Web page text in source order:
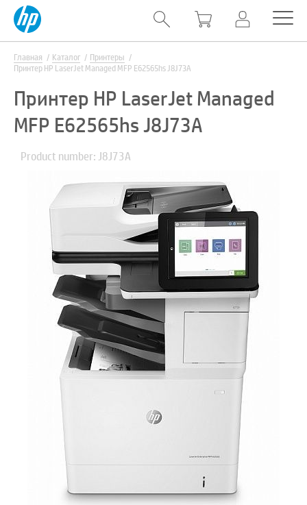
Главная Каталог
Принтеры
Принтер HP LaserJet Managed MFP E62565hs J8J73A
Принтер HP LaserJet Managed
MFP E62565hs J8J73A
Product number: J8J73A